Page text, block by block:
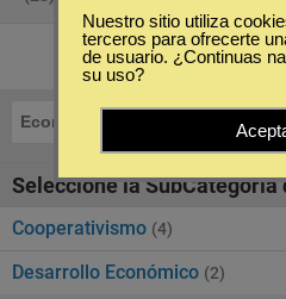
Economía
Seleccione la SubCategoría
Cooperativismo (4)
Desarrollo Económico (2)
Nuestro sitio utiliza
terceros para ofrecerte
de usuario. ¿Continuas
su uso?